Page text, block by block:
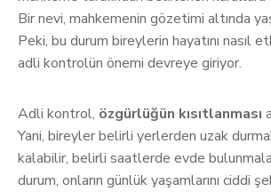
Bir nevi, mahkemenin gözetimi altında
Peki, bu durum bireylerin hayatını nasıl
adli kontrolün önemi devreye giriyor.
Adli kontrol, özgürlüğün kısıtlanması
Yani, bireyler belirli yerlerden uzak
kalabilir, belirli saatlerde evde
durum, onların günlük yaşamlarını ciddi